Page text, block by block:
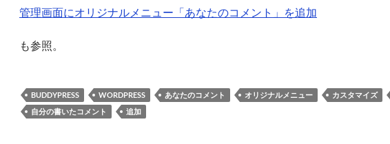
管理画面にオリジナルメニュー「あなたのコメント」を追加
も参照。
BUDDYPRESS WORDPRESS あなたのコメント オリジナルメニュー カスタマイズ
自分の書いたコメント
追加